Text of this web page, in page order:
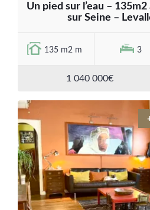
Un pied sur l’eau –
sur Seine –
135 m2 m 3
1 040 000€